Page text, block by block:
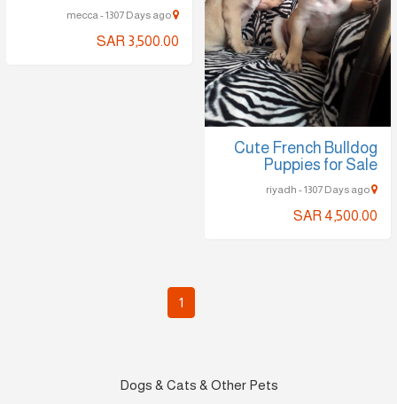
SAR 3,500.00
Cute French Bulldog
Puppies for Sale
SAR 4,500.00
1
Dogs & Cats & Other Pets